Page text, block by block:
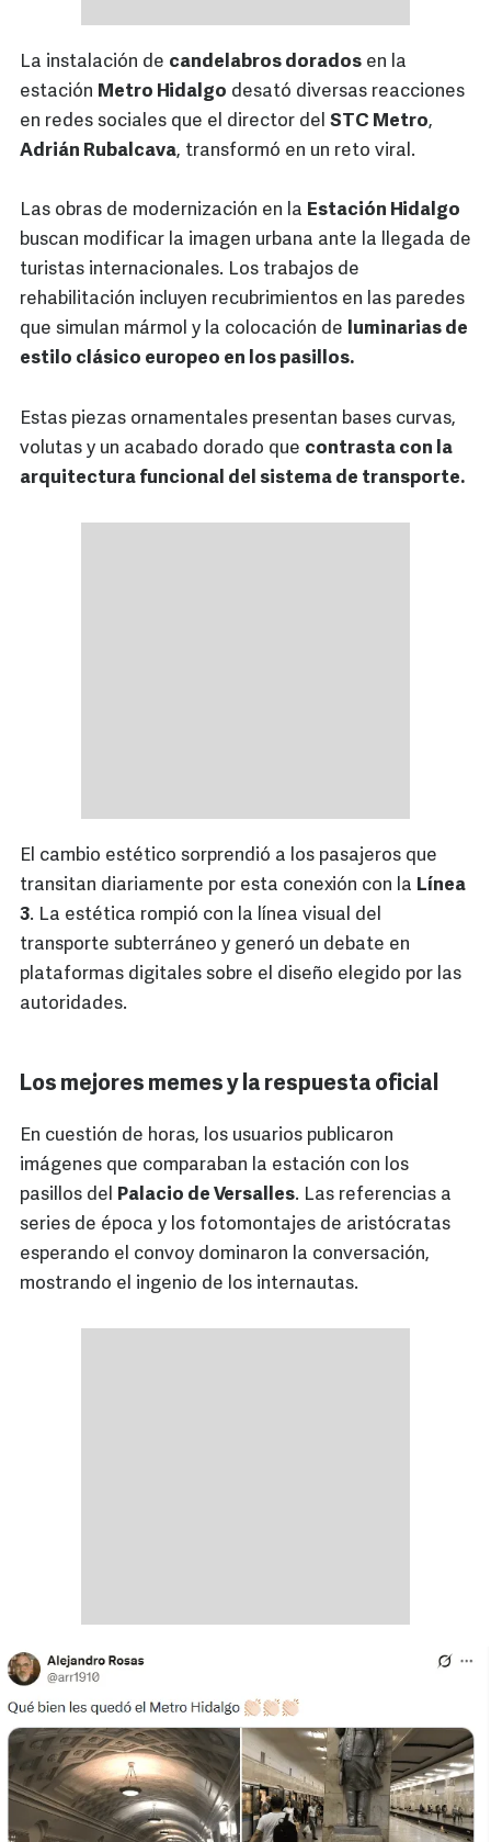
La instalación de candelabros dorados en la
estación Metro Hidalgo desató diversas reacciones
en redes sociales que el director del STC Metro,
Adrián Rubalcava, transformó en un reto viral.
Las obras de modernización en la Estación Hidalgo
buscan modificar la imagen urbana ante la llegada de
turistas internacionales. Los trabajos de
rehabilitación incluyen recubrimientos en las paredes
que simulan mármol y la colocación de luminarias de
estilo clásico europeo en los pasillos.
Estas piezas ornamentales presentan bases curvas,
volutas y un acabado dorado que contrasta con la
arquitectura funcional del sistema de transporte.
El cambio estético sorprendió a los pasajeros que
transitan diariamente por esta conexión con la Línea
3. La estética rompió con la línea visual del
transporte subterráneo y generó un debate en
plataformas digitales sobre el diseño elegido por las
autoridades.
Los mejores memes y la respuesta oficial
En cuestión de horas, los usuarios publicaron
imágenes que comparaban la estación con los
pasillos del Palacio de Versalles. Las referencias a
series de época y los fotomontajes de aristócratas
esperando el convoy dominaron la conversación,
mostrando el ingenio de los internautas.